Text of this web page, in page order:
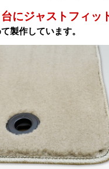
にジャストフィッ
製作しています。